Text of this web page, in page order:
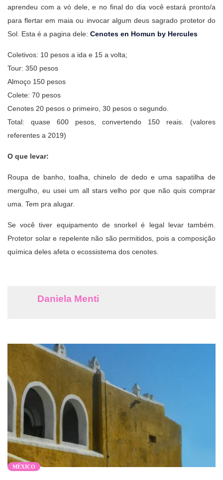
aprendeu com a vó dele, e no final do dia você estará pronto/a
para flertar em maia ou invocar algum deus sagrado protetor do
Sol. Esta é a pagina dele: Cenotes en Homun by Hercules
Coletivos: 10 pesos a ida e 15 a volta;
Tour: 350 pesos
Almoço 150 pesos
Colete: 70 pesos
Cenotes 20 pesos o primeiro, 30 pesos o segundo.
Total: quase 600 pesos, convertendo 150 reais. (valores
referentes a 2019)
O que levar:
Roupa de banho, toalha, chinelo de dedo e uma sapatilha de
mergulho, eu usei um all stars velho por que não quis comprar
uma. Tem pra alugar.
Se você tiver equipamento de snorkel é legal levar também.
Protetor solar e repelente não são permitidos, pois a composição
química deles afeta o ecossistema dos cenotes.
Daniela Menti
MÉXICO